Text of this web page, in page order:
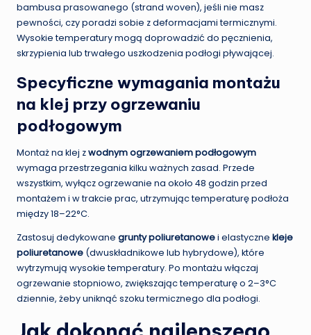
bambusa prasowanego (strand woven), jeśli nie masz
pewności, czy poradzi sobie z deformacjami termicznymi.
Wysokie temperatury mogą doprowadzić do pęcznienia,
skrzypienia lub trwałego uszkodzenia podłogi pływającej.
Specyficzne wymagania montażu
na klej przy ogrzewaniu
podłogowym
Montaż na klej zwodnym ogrzewaniem podłogowym
wymaga przestrzegania kilku ważnych zasad. Przede
wszystkim, wyłącz ogrzewanie na około 48 godzin przed
montażem i w trakcie prac, utrzymując temperaturę podłoża
między 18–22°C.
Zastosuj dedykowane grunty poliuretanowei elastyczne kleje
poliuretanowe (dwuskładnikowe lub hybrydowe), które
wytrzymują wysokie temperatury. Po montażu włączaj
ogrzewanie stopniowo, zwiększając temperaturę o 2–3°C
dziennie, żeby uniknąć szoku termicznego dla podłogi.